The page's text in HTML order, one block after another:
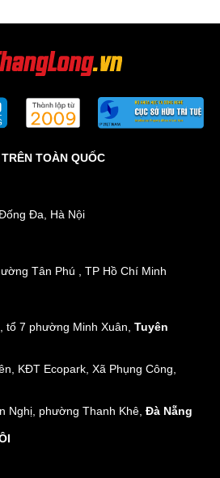
TOÀN QUỐC
Đa, Hà Nội
Tân Phú , TP Hồ Chí Minh
tổ 7 phường Minh Xuân, Tuyên
KĐT Ecopark, Xã Phụng Công,
Nghị, phường Thanh Khê, Đà Nẵng